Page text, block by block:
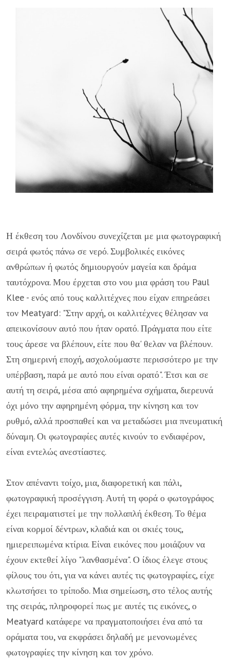
Η έκθεση του Λονδίνου συνεχίζεται με μια φωτογραφική
σειρά φωτός πάνω σε νερό. Συμβολικές εικόνες
ανθρώπων ή φωτός δημιουργούν μαγεία και δράμα
ταυτόχρονα. Μου έρχεται στο νου μια φράση του Paul
Klee - ενός από τους καλλιτέχνες που είχαν επηρεάσει
τον Meatyard: "Στην αρχή, οι καλλιτέχνες θέλησαν να
απεικονίσουν αυτό που ήταν ορατό. Πράγματα που είτε
τους άρεσε να βλέπουν, είτε που θα' θελαν να βλέπουν.
Στη σημερινή εποχή, ασχολούμαστε περισσότερο με την
υπέρβαση, παρά με αυτό που είναι ορατό". Έτσι και σε
αυτή τη σειρά, μέσα από αφηρημένα σχήματα, διερευνά
όχι μόνο την αφηρημένη φόρμα, την κίνηση και τον
ρυθμό, αλλά προσπαθεί και να μεταδώσει μια πνευματική
δύναμη. Οι φωτογραφίες αυτές κινούν το ενδιαφέρον,
είναι εντελώς ανεστίαστες.
Στον απέναντι τοίχο, μια, διαφορετική και πάλι,
φωτογραφική προσέγγιση. Αυτή τη φορά ο φωτογράφος
έχει πειραματιστεί με την πολλαπλή έκθεση. Το θέμα
είναι κορμοί δέντρων, κλαδιά και οι σκιές τους,
ημιερειπωμένα κτίρια. Είναι εικόνες που μοιάζουν να
έχουν εκτεθεί λίγο "λανθασμένα". Ο ίδιος έλεγε στους
φίλους του ότι, για να κάνει αυτές τις φωτογραφίες, είχε
κλωτσήσει το τρίποδο. Μια σημείωση, στο τέλος αυτής
της σειράς, πληροφορεί πως με αυτές τις εικόνες, ο
Meatyard κατάφερε να πραγματοποιήσει ένα από τα
οράματα του, να εκφράσει δηλαδή με μενονωμένες
φωτογραφίες την κίνηση και τον χρόνο.